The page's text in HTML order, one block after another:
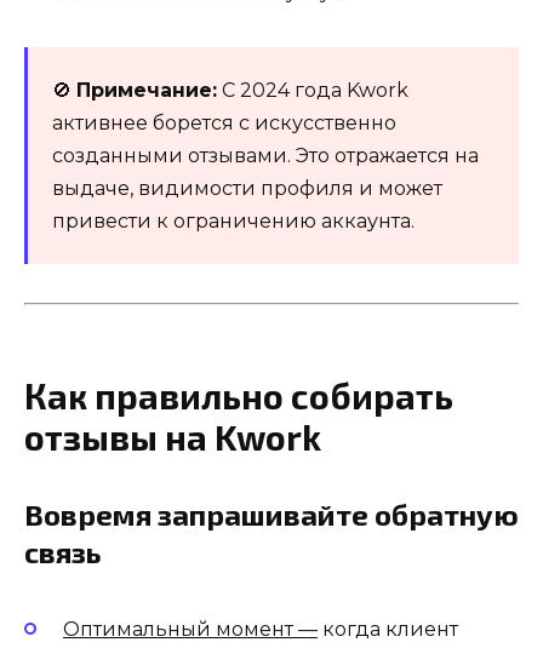
🚫 Примечание: С 2024 года Kwork
активнее борется с искусственно
созданными отзывами. Это отражается на
выдаче, видимости профиля и может
привести к ограничению аккаунта.
Как правильно собирать
отзывы на Kwork
Вовремя запрашивайте обратную
связь
Оптимальный момент — когда клиент